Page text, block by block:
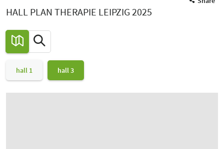
HALL PLAN THERAPIE LEIPZIG 2025
hall 1 hall 3